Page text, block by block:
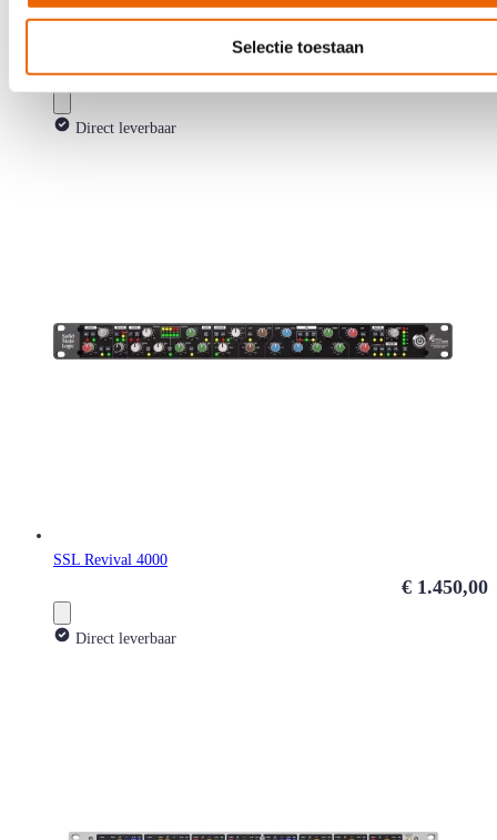
Selectie toestaan
€ 1.534,40
Direct leverbaar
SSL Revival 4000
€ 1.450,00
Direct leverbaar